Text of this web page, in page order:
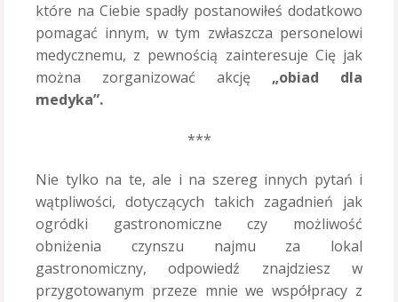
które na Ciebie spadły postanowiłeś dodatkowo
pomagać innym, w tym zwłaszcza personelowi
medycznemu, z pewnością zainteresuje Cię jak
można zorganizować akcję „obiad dla
medyka”.
***
Nie tylko na te, ale i na szereg innych pytań i
wątpliwości, dotyczących takich zagadnień jak
ogródki gastronomiczne czy możliwość
obniżenia czynszu najmu za lokal
gastronomiczny, odpowiedź znajdziesz w
przygotowanym przeze mnie we współpracy z